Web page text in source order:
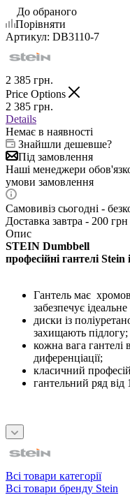
До обраного
Порівняти
Артикул: DB3110-7
2 385 грн.
Price Options
2 385 грн.
Details
Немає в наявності
Знайшли дешевше?
Під замовлення
Наші менеджери
умови замовлення
Самовивіз сьогодні -
Доставка завтра - 200 грн
Опис
STEIN Dumbbell
професійні гантелі
Гантель має
забезпечує
диски із
захищають підлогу;
кожна вага гантелі
диференціації;
класичний
гантельний ряд від
Всі товари категорії
Всі товари бренду Stein